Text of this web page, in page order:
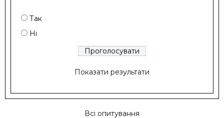
Так
Ні
Показати результати
Всі опитування